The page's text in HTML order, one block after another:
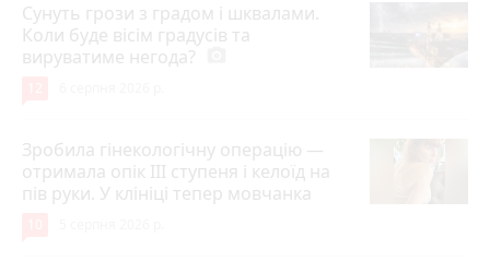
Сунуть грози з градом і шквалами.
Коли буде вісім градусів та
вируватиме негода?
Зробила гінекологічну операцію —
отримала опік ІІІ ступеня і келоїд на
пів руки. У клініці тепер мовчанка